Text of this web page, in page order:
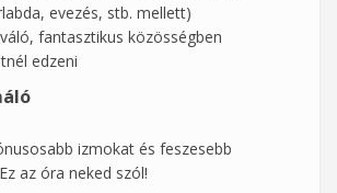
evezés, stb. mellett)
fantasztikus közösségben
edzeni
izmokat és feszesebb
az óra neked szól!